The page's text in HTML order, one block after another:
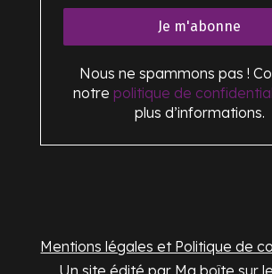
Nous ne spammons pas !
notre politique de
plus d’informations.
Mentions légales et Politique de